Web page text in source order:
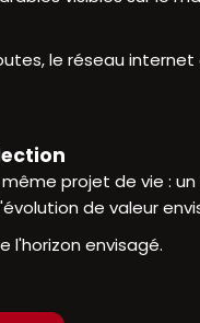
le réseau
projet de vie : un
de valeur
l'horizon envisagé.